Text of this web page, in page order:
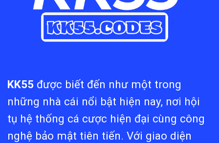
KK55 được biết đến như một trong
những nhà cái nổi bật hiện nay, nơi hội
tụ hệ thống cá cược hiện đại cùng công
nghệ bảo mật tiên tiến. Với giao diện